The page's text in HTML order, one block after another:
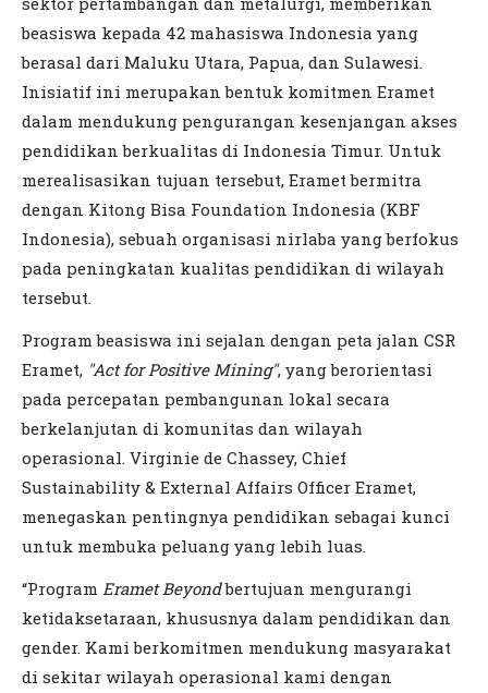
beasiswa kepada 42 mahasiswa Indonesia yang
berasal dari Maluku Utara, Papua, dan Sulawesi.
Inisiatif ini merupakan bentuk komitmen Eramet
dalam mendukung pengurangan kesenjangan akses
pendidikan berkualitas di Indonesia Timur. Untuk
merealisasikan tujuan tersebut, Eramet bermitra
dengan Kitong Bisa Foundation Indonesia (KBF
Indonesia), sebuah organisasi nirlaba yang berfokus
pada peningkatan kualitas pendidikan di wilayah
tersebut.
Program beasiswa ini sejalan dengan peta jalan CSR
Eramet, "Act for Positive Mining", yang berorientasi
pada percepatan pembangunan lokal secara
berkelanjutan di komunitas dan wilayah
operasional. Virginie de Chassey, Chief
Sustainability & External Affairs Officer Eramet,
menegaskan pentingnya pendidikan sebagai kunci
untuk membuka peluang yang lebih luas.
“Program Eramet Beyondbertujuan mengurangi
ketidaksetaraan, khususnya dalam pendidikan dan
gender. Kami berkomitmen mendukung masyarakat
di sekitar wilayah operasional kami dengan